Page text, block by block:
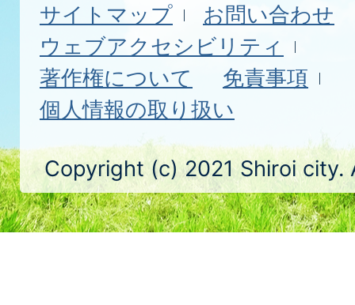
サイトマップ
お問い合わせ
ウェブアクセシビリティ
著作権について
免責事項
個人情報の取り扱い
Copyright (c) 2021 Shiroi city.